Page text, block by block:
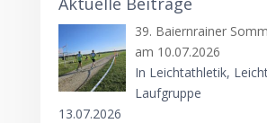
39. Baiernrainer
am 10.07.2026
In Leichtathletik,
Laufgruppe
13.07.2026